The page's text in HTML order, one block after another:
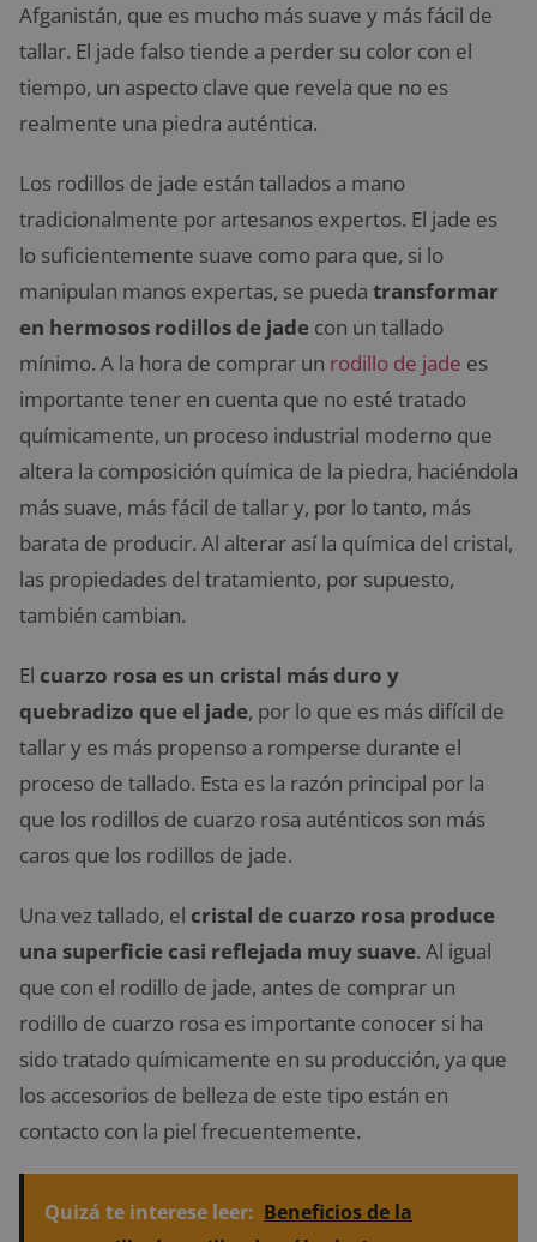
Afganistán, que es mucho más suave y más fácil de
tallar. El jade falso tiende a perder su color con el
tiempo, un aspecto clave que revela que no es
realmente una piedra auténtica.
Los rodillos de jade están tallados a mano
tradicionalmente por artesanos expertos. El jade es
lo suficientemente suave como para que, si lo
manipulan manos expertas, se pueda transformar
en hermosos rodillos de jade con un tallado
mínimo. A la hora de comprar un rodillo de jade es
importante tener en cuenta que no esté tratado
químicamente, un proceso industrial moderno que
altera la composición química de la piedra, haciéndola
más suave, más fácil de tallar y, por lo tanto, más
barata de producir. Al alterar así la química del cristal,
las propiedades del tratamiento, por supuesto,
también cambian.
El cuarzo rosa es un cristal más duro y
quebradizo que el jade, por lo que es más difícil de
tallar y es más propenso a romperse durante el
proceso de tallado. Esta es la razón principal por la
que los rodillos de cuarzo rosa auténticos son más
caros que los rodillos de jade.
Una vez tallado, el cristal de cuarzo rosa produce
una superficie casi reflejada muy suave. Al igual
que con el rodillo de jade, antes de comprar un
rodillo de cuarzo rosa es importante conocer si ha
sido tratado químicamente en su producción, ya que
los accesorios de belleza de este tipo están en
contacto con la piel frecuentemente.
Quizá te interese leer: Beneficios de la